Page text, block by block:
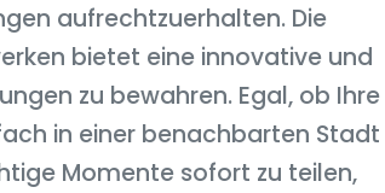
aufrechtzuerhalten. Die
bietet eine innovative und
zu bewahren. Egal, ob Ihre
in einer benachbarten Stadt
Momente sofort zu teilen,